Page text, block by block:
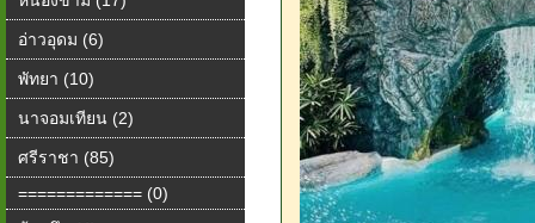
อ่าวอุดม (6)
พัทยา (10)
นาจอมเทียน (2)
ศรีราชา (85)
============= (0)